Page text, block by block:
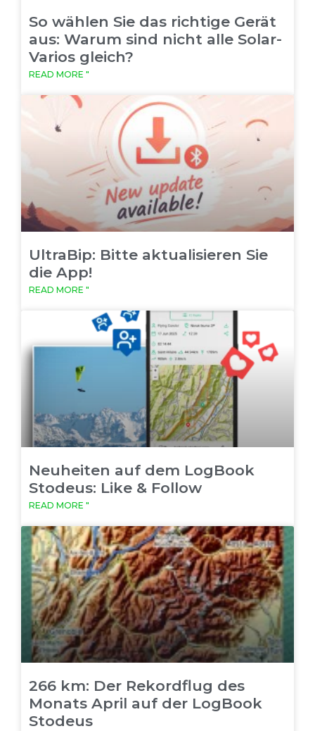
So wählen Sie das richtige Gerät
aus: Warum sind nicht alle Solar-
Varios gleich?
READ MORE "
UltraBip: Bitte aktualisieren Sie
die App!
READ MORE "
Neuheiten auf dem LogBook
Stodeus: Like & Follow
READ MORE "
266 km: Der Rekordflug des
Monats April auf der LogBook
Stodeus